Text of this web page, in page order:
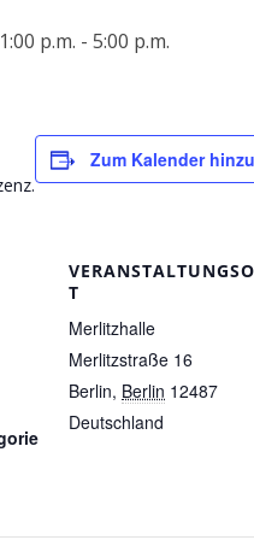
p.m. - 5:00 p.m.
Zum Kalender
T
Merlitzhalle
Merlitzstraße 16
Berlin, Berlin 12487
Deutschland